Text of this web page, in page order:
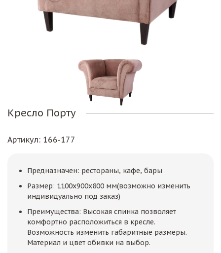
Кресло Порту
Артикул: 166-177
Предназначен: рестораны, кафе, бары
Размер: 1100х900х800 мм(возможно изменить
индивидуально под заказ)
Преимущества: Высокая спинка позволяет
комфортно расположиться в кресле.
Возможность изменить габаритные размеры.
Материал и цвет обивки на выбор.